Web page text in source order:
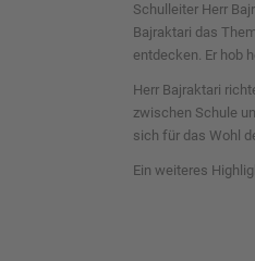
Schulleiter Herr
Bajraktari das
entdecken. Er hob
Herr Bajraktari
zwischen Schule
sich für das Wohl
Ein weiteres